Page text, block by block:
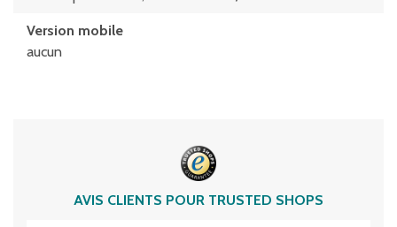
Version mobile
aucun
AVIS CLIENTS POUR TRUSTED SHOPS